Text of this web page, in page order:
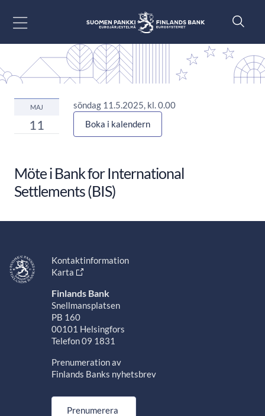
MAJ
11
söndag 11.5.2025, kl. 0.00
Boka i kalendern
Möte i Bank for International
Settlements (BIS)
Kontaktinformation
Karta
Finlands Bank
Snellmansplatsen
PB 160
00101 Helsingfors
Telefon 09 1831
Prenumeration av
Finlands Banks nyhetsbrev
Prenumerera